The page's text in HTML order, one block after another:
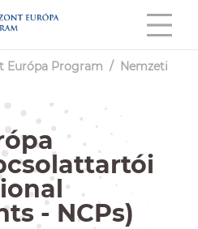
Európa Program / Nemzeti
- NCPs)